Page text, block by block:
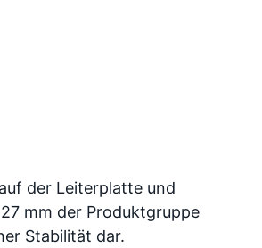
der Leiterplatte und
mm der Produktgruppe
Stabilität dar.